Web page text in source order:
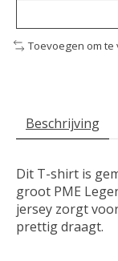
Toevoegen om te
Beschrijving
Dit T-shirt is
groot PME
jersey zorgt
prettig draagt.